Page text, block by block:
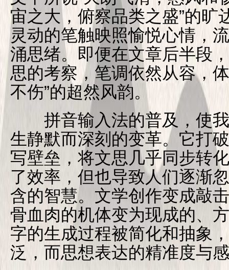
宙之大，俯察品类之盛”的旷
灵动的笔触映照愉悦心情，
涌思绪。即便在文章后半段
思的考察，笔调依然从容，
不伤”的超然风韵。
拼音输入法的普及，使我
生静默而深刻的变革。它打
写壁垒，将文思几乎同步转
了效率，但也导致人们逐渐
含的智慧。文学创作变成敲
骨血肉的机体变为现成的、
字的生成过程被简化和抽象
泛，而思想表达的精准度与